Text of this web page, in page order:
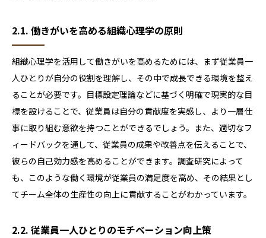
2.1. 働きがいを高める組織心理学の原則
組織心理学を活用して働きがいを高めるためには、まず従業員一
人ひとりが自分の役割を理解し、その中で成長できる環境を整え
ることが必要です。目標設定理論などに基づく明確で現実的な目
標を設けることで、従業員は自分の貢献度を実感し、より一層仕
事に取り組む意欲を持つことができるでしょう。また、適切なフ
ィードバックを通して、従業員の成果や改善点を伝えることで、
彼らの自己効力感を高めることができます。調査研究によって
も、このような働く環境が従業員の満足度を高め、その結果とし
てチーム全体の生産性の向上に貢献することがわかっています。
2.2. 従業員一人ひとりのモチベーション向上策